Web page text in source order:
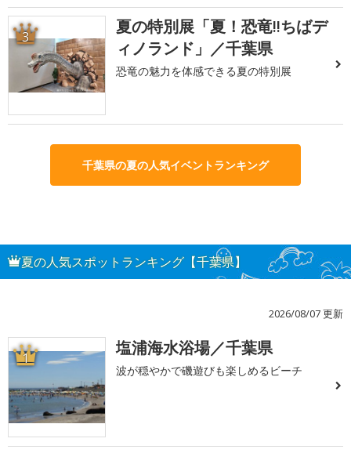
3
夏の特別展「夏！恐竜!!ちばデ
ィノランド」／千葉県
恐竜の魅力を体感できる夏の特別展
千葉県の夏の人気イベントランキング
夏の人気スポットランキング【千葉県】
2026/08/07 更新
1 塩浦海水浴場／千葉県
波が穏やかで磯遊びも楽しめるビーチ